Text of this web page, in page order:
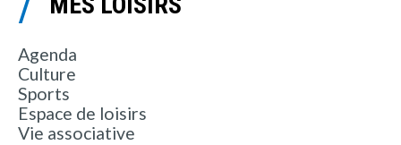
Agenda
Culture
Sports
Espace de loisirs
Vie associative